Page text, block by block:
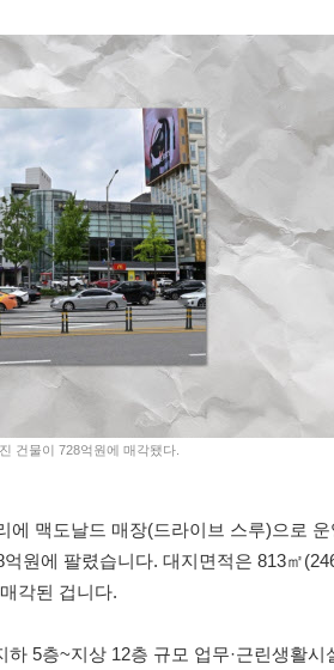
건물이 728억원에 매각됐다.
에 맥도날드 매장(드라이브 스루)으로 운
원에 팔렸습니다. 대지면적은 813㎡
각된 겁니다.
5층~지상 12층 규모 업무·근린생활시